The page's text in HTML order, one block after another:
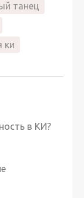
танец
ки
в КИ?